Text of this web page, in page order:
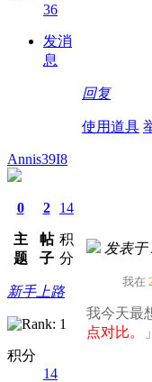
36
发消
息
回复
使用道具
Annis39I8
0
主
题
2
帖
子
14
积
分
新手上路
积分
14
发表于
我在
我今天最
点对比。​